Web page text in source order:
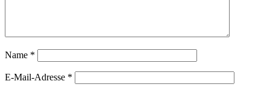
Name *
E-Mail-Adresse *